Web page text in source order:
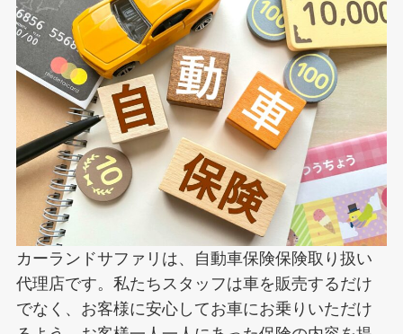
カーランドサファリは、自動車保険保険取り扱い
代理店です。私たちスタッフは車を販売するだけ
でなく、お客様に安心してお車にお乗りいただけ